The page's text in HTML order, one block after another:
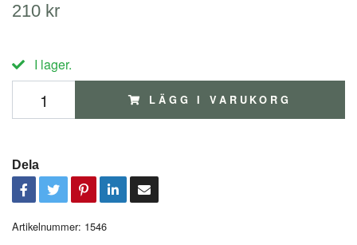
210 kr
I lager.
LÄGG I VARUKORG
Dela
Artikelnummer: 1546